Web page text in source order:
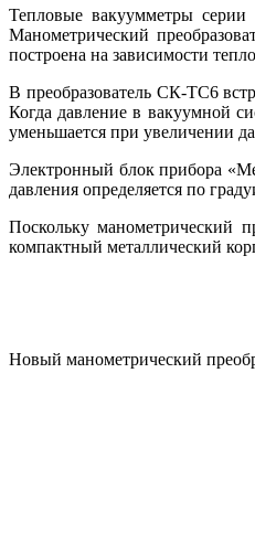
Тепловые вакуумметры серии
Манометрический
построена на зависимости
В преобразователь СК-ТС6
Когда давление в вакуумной
уменьшается при увеличении
Электронный блок прибора
давления определяется по
Поскольку манометрический
компактный металлический
Новый манометрический